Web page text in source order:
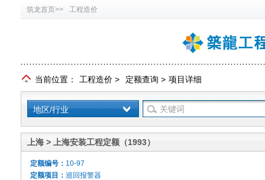
筑龙首页>> 工程造价
当前位置： 工程造价 > 定额查询 > 项目详细
地区/行业
上海 > 上海安装工程定额（1993）
定额编号： 10-97
定额项目： 巡回报警器